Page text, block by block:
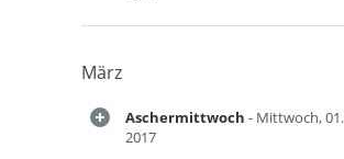
März
Aschermittwoch - Mittwoch,
2017